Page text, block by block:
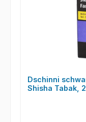
Dschinni
Shisha Tabak,